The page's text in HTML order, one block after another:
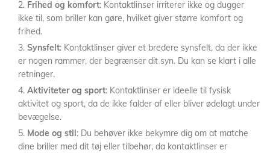
Frihed og komfort: Kontaktlinser irriterer ikke og dugger
ikke til, som briller kan gøre, hvilket giver større komfort og
frihed.
Synsfelt: Kontaktlinser giver et bredere synsfelt, da der ikke
er nogen rammer, der begrænser dit syn. Du kan se klart i alle
retninger.
Aktiviteter og sport: Kontaktlinser er ideelle til fysisk
aktivitet og sport, da de ikke falder af eller bliver ødelagt under
bevægelse.
Mode og stil: Du behøver ikke bekymre dig om at matche
dine briller med dit tøj eller tilbehør, da kontaktlinser er